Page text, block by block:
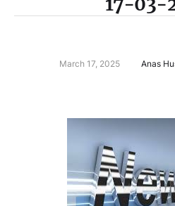
March 17, 2025 Anas